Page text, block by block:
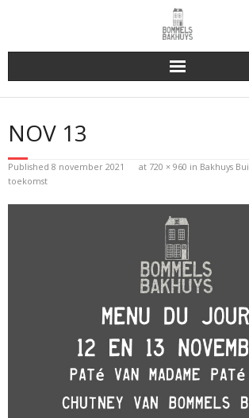
Bakhuys Buiten, verleden heden toekomst
Reserveren & Bestellen
Bommels Buiten
NOV 13
Published 8 november 2021 at 720 × 960 in Bakhuys
toekomst